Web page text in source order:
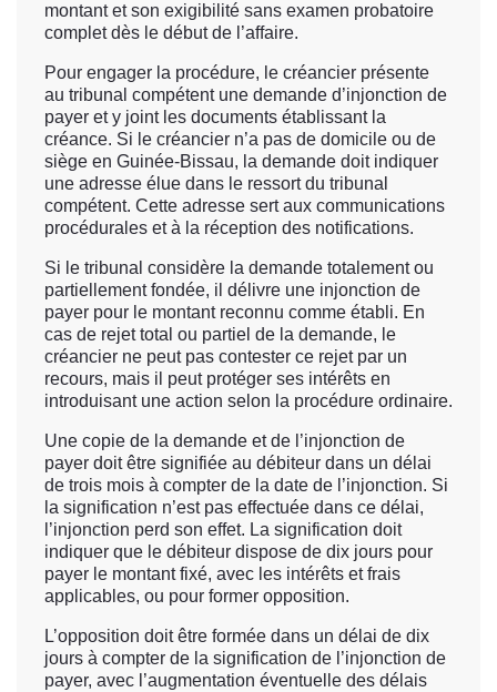
montant et son exigibilité sans examen probatoire
complet dès le début de l’affaire.
Pour engager la procédure, le créancier présente
au tribunal compétent une demande d’injonction de
payer et y joint les documents établissant la
créance. Si le créancier n’a pas de domicile ou de
siège en Guinée-Bissau, la demande doit indiquer
une adresse élue dans le ressort du tribunal
compétent. Cette adresse sert aux communications
procédurales et à la réception des notifications.
Si le tribunal considère la demande totalement ou
partiellement fondée, il délivre une injonction de
payer pour le montant reconnu comme établi. En
cas de rejet total ou partiel de la demande, le
créancier ne peut pas contester ce rejet par un
recours, mais il peut protéger ses intérêts en
introduisant une action selon la procédure ordinaire.
Une copie de la demande et de l’injonction de
payer doit être signifiée au débiteur dans un délai
de trois mois à compter de la date de l’injonction. Si
la signification n’est pas effectuée dans ce délai,
l’injonction perd son effet. La signification doit
indiquer que le débiteur dispose de dix jours pour
payer le montant fixé, avec les intérêts et frais
applicables, ou pour former opposition.
L’opposition doit être formée dans un délai de dix
jours à compter de la signification de l’injonction de
payer, avec l’augmentation éventuelle des délais